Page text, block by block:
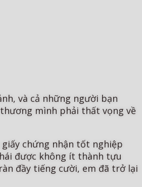
và cả những người bạn
mình phải thất vọng về
chứng nhận tốt nghiệp
được không ít thành tựu
đầy tiếng cười, em đã trở lại